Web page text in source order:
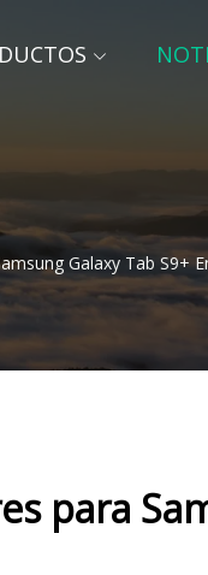
Galaxy Tab S9+
para